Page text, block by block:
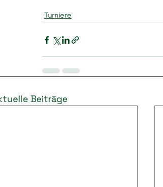
Turniere
Beiträge